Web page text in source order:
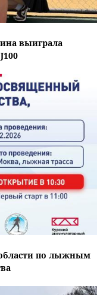
выиграла
области по лыжным